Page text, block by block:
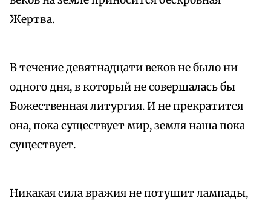
Жертва.
В течение девятнадцати веков не было ни
одного дня, в который не совершалась бы
Божественная литургия. И не прекратится
она, пока существует мир, земля наша пока
существует.
Никакая сила вражия не потушит лампады,